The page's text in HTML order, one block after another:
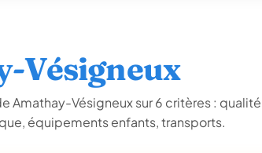
Vésigneux
Amathay-Vésigneux sur 6 critères :
équipements enfants, transports.